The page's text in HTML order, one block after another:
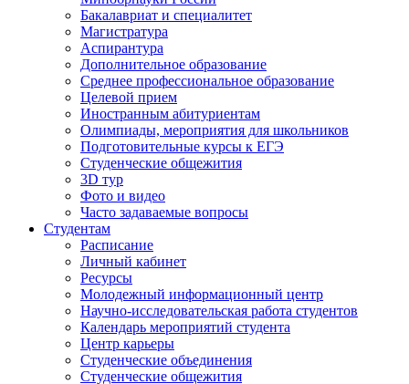
Бакалавриат и специалитет
Магистратура
Аспирантура
Дополнительное образование
Среднее профессиональное образование
Целевой прием
Иностранным абитуриентам
Олимпиады, мероприятия для школьников
Подготовительные курсы к ЕГЭ
Студенческие общежития
3D тур
Фото и видео
Часто задаваемые вопросы
Студентам
Расписание
Личный кабинет
Ресурсы
Молодежный информационный центр
Научно-исследовательская работа студентов
Календарь мероприятий студента
Центр карьеры
Студенческие объединения
Студенческие общежития